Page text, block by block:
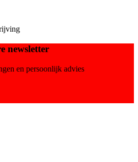
newsletter
en persoonlijk advies